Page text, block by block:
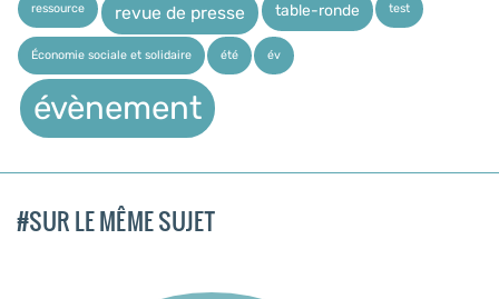
ressource revue de presse table-ronde test
Économie sociale et solidaire été év
évènement
#SUR LE MÊME SUJET